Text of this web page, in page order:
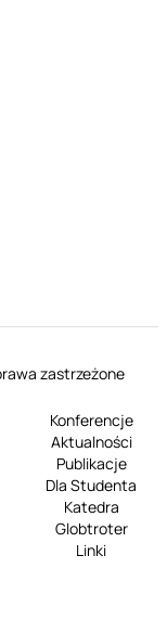
zastrzeżone
Konferencje
Aktualności
Publikacje
Dla Studenta
Katedra
Globtroter
Linki